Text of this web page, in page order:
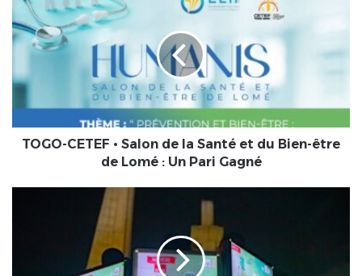
CETEF
•
Salon
la
et
du
Bien-
TOGO-CETEF • Salon de la Santé et du Bien-être
de Lomé : Un Pari Gagné